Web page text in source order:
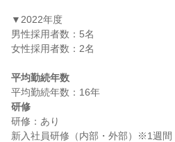
▼2022年度
男性採用者数：5名
女性採用者数：2名
平均勤続年数
研修
研修：あり
新入社員研修（内部・外部）※1週間